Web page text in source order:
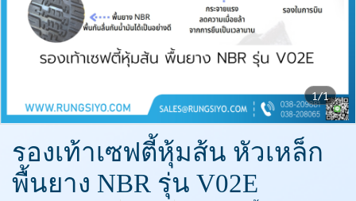
1/1
รองเท้าเซฟตี้หุ้มส้น หัวเหล็ก
พื้นยาง NBR รุ่น V02E